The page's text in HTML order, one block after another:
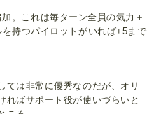
。これは毎ターン全員の気力＋
持つパイロットがいれば+5まで
ては非常に優秀なのだが、オリ
ればサポート役が使いづらいと